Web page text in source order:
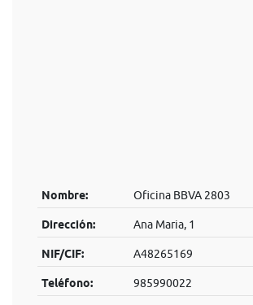
Nombre: Oficina BBVA 2803
Dirección: Ana Maria, 1
NIF/CIF: A48265169
Teléfono: 985990022